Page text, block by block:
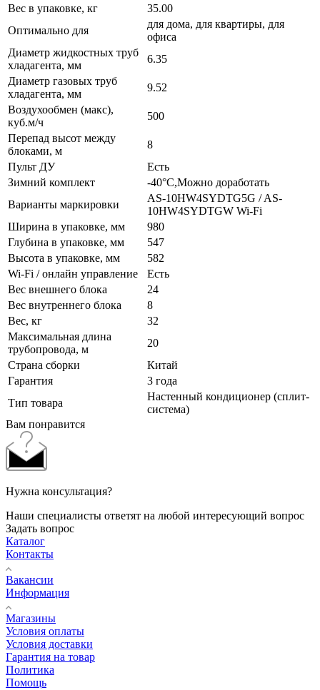
Вес в упаковке, кг
35.00
Оптимально для
для дома, для квартиры, для
офиса
Диаметр жидкостных труб
хладагента, мм
6.35
Диаметр газовых труб
хладагента, мм
9.52
Воздухообмен (макс),
куб.м/ч
500
Перепад высот между
блоками, м
8
Пульт ДУ
Есть
Зимний комплект
-40°C,Можно доработать
Варианты маркировки
AS-10HW4SYDTG5G / AS-
10HW4SYDTGW Wi-Fi
Ширина в упаковке, мм
980
Глубина в упаковке, мм
547
Высота в упаковке, мм
582
Wi-Fi / онлайн управление
Есть
Вес внешнего блока
24
Вес внутреннего блока
8
Вес, кг
32
Максимальная длина
трубопровода, м
20
Страна сборки
Китай
Гарантия
3 года
Тип товара
Настенный кондиционер (сплит-
система)
Вам понравится
Нужна консультация?
Наши специалисты ответят на любой интересующий вопрос
Задать вопрос
Каталог
Контакты
Вакансии
Информация
Магазины
Условия оплаты
Условия доставки
Гарантия на товар
Политика
Помощь